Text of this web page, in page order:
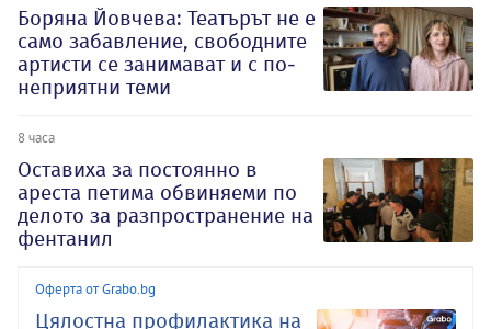
Боряна Йовчева: Театърът не е
само забавление, свободните
артисти се занимават и с по-
неприятни теми
8 часа
Оставиха за постоянно в
ареста петима обвиняеми по
делото за разпространение на
фентанил
Оферта от Grabo.bg
Цялостна профилактика на